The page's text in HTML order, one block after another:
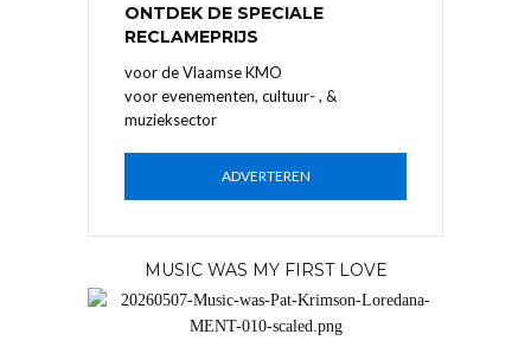
ONTDEK DE SPECIALE
RECLAMEPRIJS
voor de Vlaamse KMO
voor evenementen, cultuur- , &
muzieksector
ADVERTEREN
MUSIC WAS MY FIRST LOVE